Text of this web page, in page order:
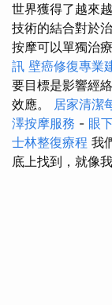
世界獲得了越來
技術的結合對於
按摩可以單獨治療
訊 壁癌修復專業
要目標是影響經
效應。 居家清潔
澤按摩服務 - 眼
士林整復療程 我
底上找到，就像